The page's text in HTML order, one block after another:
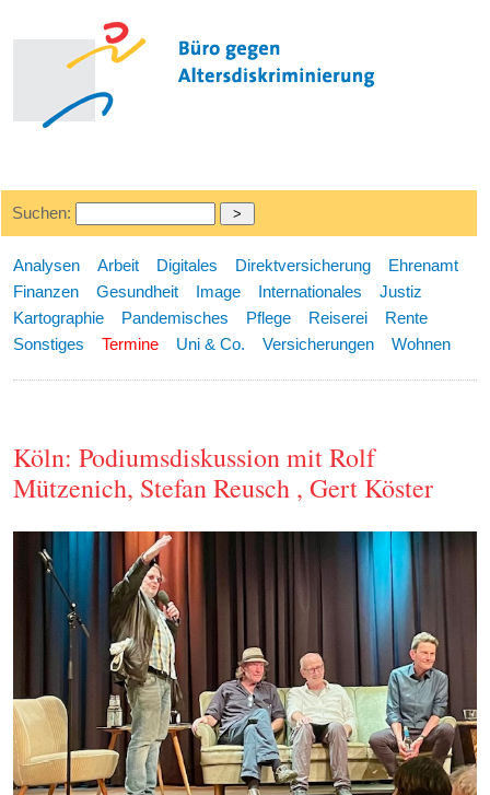
Suchen:
Analysen Arbeit Digitales Direktversicherung
Ehrenamt
Finanzen
Gesundheit Image Internationales
Justiz
Kartographie
Pandemisches Pflege Reiserei
Rente
Sonstiges
Termine Uni & Co. Versicherungen Wohnen
Köln: Podiumsdiskussion mit Rolf
Mützenich, Stefan Reusch , Gert Köster